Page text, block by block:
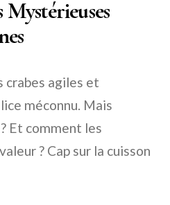
Mystérieuses
crabes agiles et
méconnu. Mais
Et comment les
? Cap sur la cuisson